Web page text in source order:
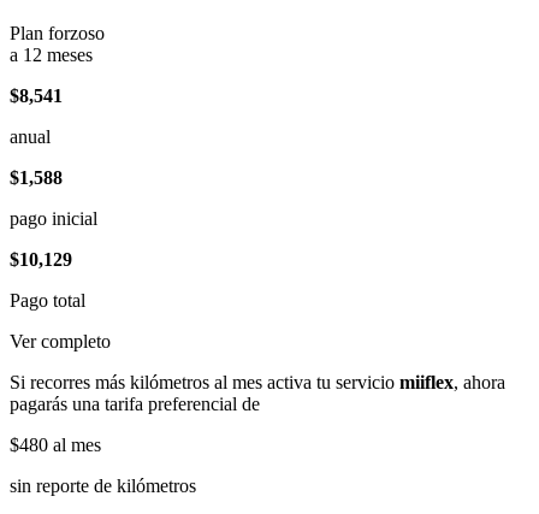
Plan forzoso
a 12 meses
$8,541
anual
$1,588
pago inicial
$10,129
Pago total
Ver completo
Si recorres más kilómetros al mes activa tu servicio miiflex, ahora
pagarás una tarifa preferencial de
$480 al mes
sin reporte de kilómetros